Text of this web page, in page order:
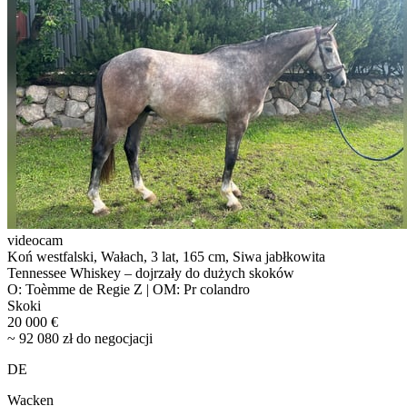
videocam
Koń westfalski, Wałach, 3 lat, 165 cm, Siwa jabłkowita
Tennessee Whiskey – dojrzały do dużych skoków
O: Toèmme de Regie Z | OM: Pr colandro
Skoki
20 000 €
~ 92 080 zł do negocjacji
DE
Wacken